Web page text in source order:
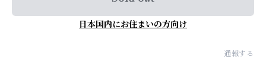
日本国内にお住まいの方向け
通報する